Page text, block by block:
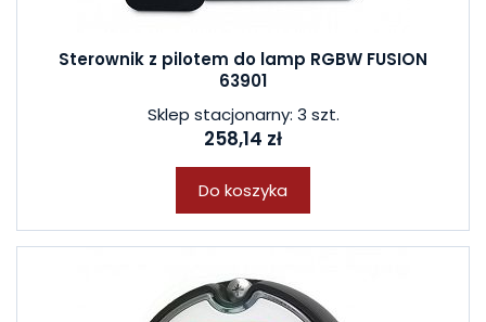
Sterownik z pilotem do lamp RGBW FUSION
63901
Sklep stacjonarny: 3 szt.
258,14 zł
Do koszyka